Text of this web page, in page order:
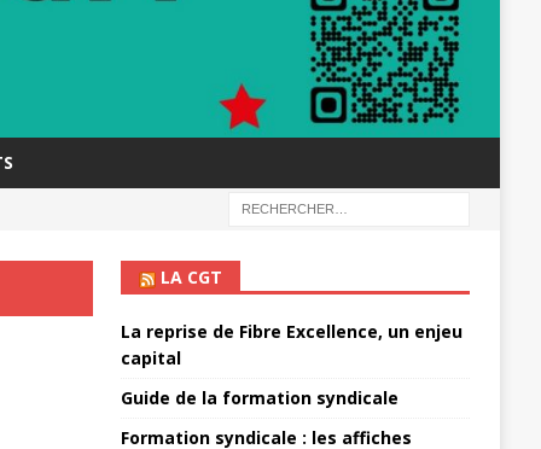
LA CGT
La reprise de Fibre Excellence, un enjeu
capital
Guide de la formation syndicale
Formation syndicale : les affiches